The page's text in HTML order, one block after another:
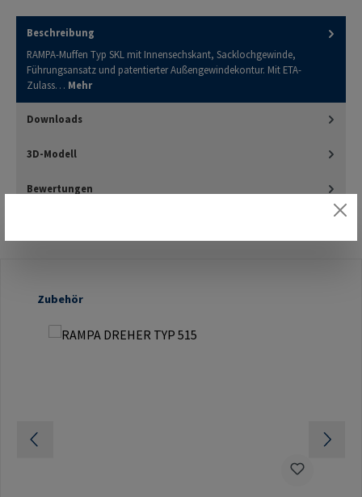
Beschreibung
RAMPA-Muffen Typ SKL mit Innensechskant, Sacklochgewinde,
Führungsansatz und patentierter Außengewindekontur. Mit ETA-
Zulass… Mehr
Downloads
3D-Modell
Bewertungen
Produktgalerie überspringen
Zubehör